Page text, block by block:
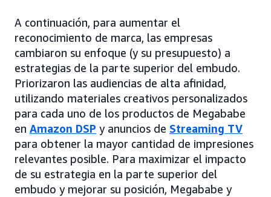
A continuación, para aumentar el
reconocimiento de marca, las empresas
cambiaron su enfoque (y su presupuesto) a
estrategias de la parte superior del embudo.
Priorizaron las audiencias de alta afinidad,
utilizando materiales creativos personalizados
para cada uno de los productos de Megababe
en Amazon DSP y anuncios de Streaming TV
para obtener la mayor cantidad de impresiones
relevantes posible. Para maximizar el impacto
de su estrategia en la parte superior del
embudo y mejorar su posición, Megababe y